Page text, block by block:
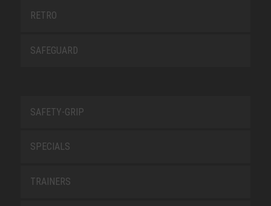
RETRO
SAFEGUARD
SAFETY-GRIP
SPECIALS
TRAINERS